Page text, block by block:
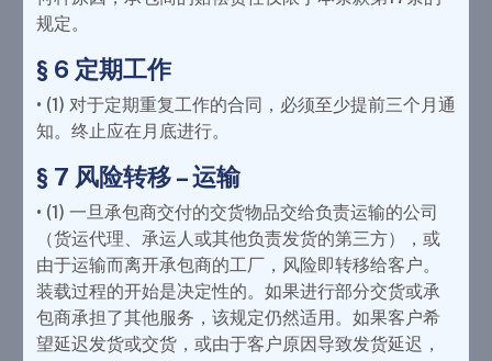
规定。
§ 6 定期工作
• (1) 对于定期重复工作的合同，必须至少提前三个月通
知。终止应在月底进行。
§ 7 风险转移 – 运输
• (1) 一旦承包商交付的交货物品交给负责运输的公司
（货运代理、承运人或其他负责发货的第三方），或
由于运输而离开承包商的工厂，风险即转移给客户。
装载过程的开始是决定性的。如果进行部分交货或承
包商承担了其他服务，该规定仍然适用。如果客户希
望延迟发货或交货，或由于客户原因导致发货延迟，